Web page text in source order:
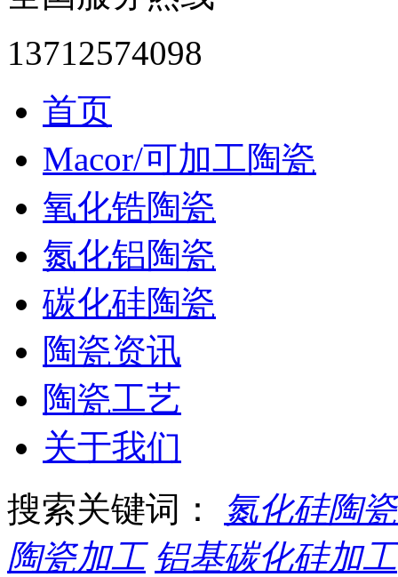
13712574098
首页
Macor/可加工陶瓷
氧化锆陶瓷
氮化铝陶瓷
碳化硅陶瓷
陶瓷资讯
陶瓷工艺
关于我们
搜索关键词：
氮化硅陶
陶瓷加工 铝基碳化硅加工